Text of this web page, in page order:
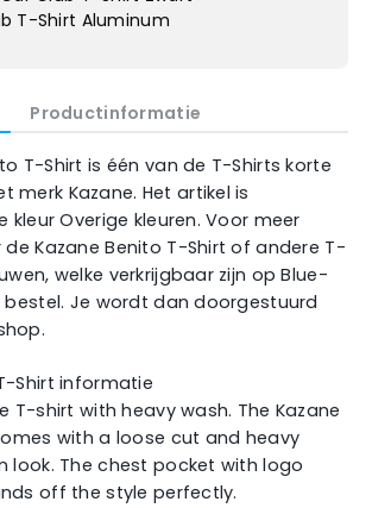
T-Shirt Aluminum
Productinformatie
T-Shirt is één van de T-Shirts korte
merk Kazane. Het artikel is
kleur Overige kleuren. Voor meer
Kazane Benito T-Shirt of andere T-
welke verkrijgbaar zijn op Blue-
bestel. Je wordt dan doorgestuurd
Shirt informatie
T-shirt with heavy wash. The Kazane
with a loose cut and heavy
look. The chest pocket with logo
off the style perfectly.